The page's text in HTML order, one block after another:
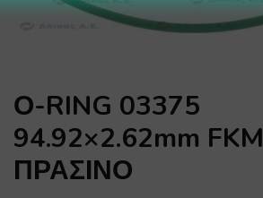
Ο-RING 03375
94.92×2.62mm FKM
ΠΡΑΣΙΝΟ